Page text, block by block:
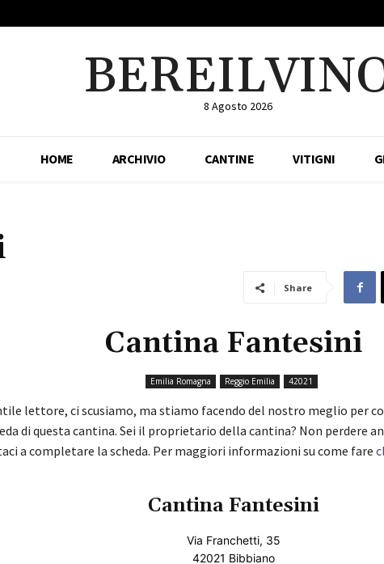
8 Agosto 2026
HOME ARCHIVIO CANTINE VITIGNI
Share
Cantina Fantesini
Emilia Romagna Reggio Emilia 42021
lettore, ci scusiamo, ma stiamo facendo del nostro meglio per
di questa cantina. Sei il proprietario della cantina? Non perdere
a completare la scheda. Per maggiori informazioni su come fare
Cantina Fantesini
Via Franchetti, 35
42021 Bibbiano